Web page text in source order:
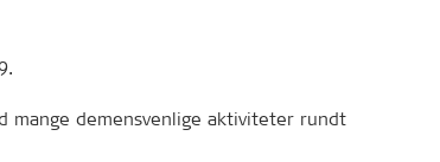
mange demensvenlige aktiviteter rundt